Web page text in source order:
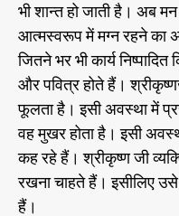
भी शान्त हो जाती है। अब
आत्मस्वरूप में मग्न रहने का
जितने भर भी कार्य
और पवित्र होते हैं।
फूलता है। इसी अवस्था में
वह मुखर होता है। इसी
कह रहे हैं। श्रीकृष्ण जी
रखना चाहते हैं। इसीलिए उसे
हैं।